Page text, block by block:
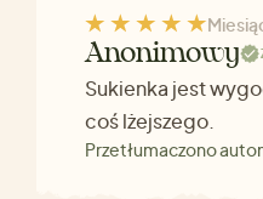
Anonimowy
Sukienka jest
coś lżejszego.
Przetłumaczono